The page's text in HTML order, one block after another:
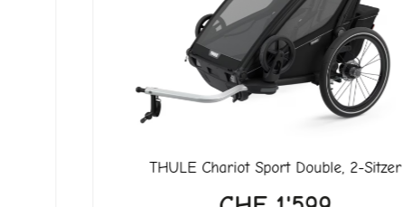
THULEChariot Sport Double, 2-Sitzer